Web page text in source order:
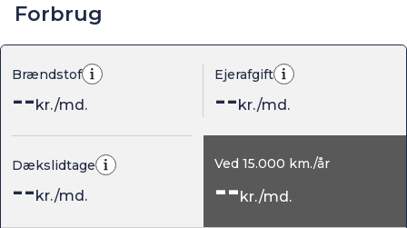
Forbrug
Brændstof
--kr./md.
Ejerafgift
--kr./md.
Dækslidtage
--kr./md.
Ved 15.000 km./år
--kr./md.